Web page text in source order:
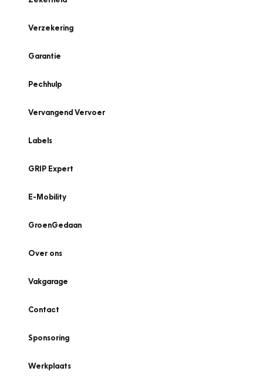
Verzekering
Garantie
Pechhulp
Vervangend Vervoer
Labels
GRIP Expert
E-Mobility
GroenGedaan
Over ons
Vakgarage
Contact
Sponsoring
Werkplaats